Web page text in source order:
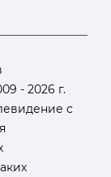
- 2026 г.
с